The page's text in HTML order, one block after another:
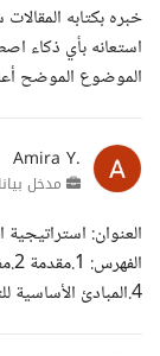
خبره بكتابه
استعانه بأي ذكاء
الموضوع الموضح
Amira Y.
مدخل
4.المبادئ الأساسية للتعليم ا...